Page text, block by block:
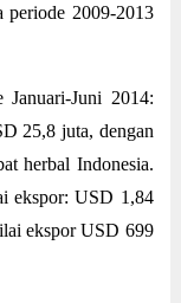
periode 2009-2013
Januari-Juni 2014:
25,8 juta, dengan
herbal Indonesia.
ekspor: USD 1,84
ekspor USD 699